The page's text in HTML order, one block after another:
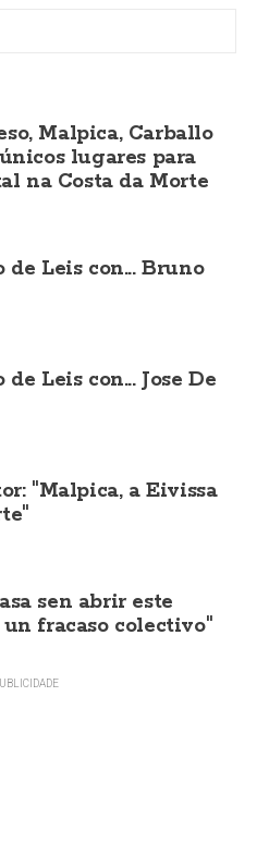
Malpica, Carballo
lugares para
na Costa da Morte
Leis con... Bruno
Leis con... Jose De
"Malpica, a Eivissa
sen abrir este
fracaso colectivo"